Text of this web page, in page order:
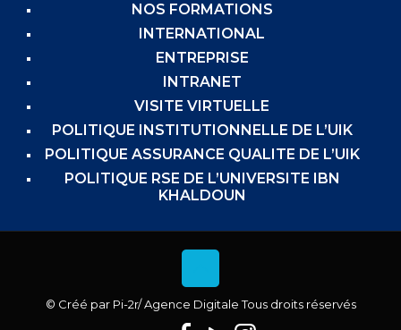
NOS FORMATIONS
INTERNATIONAL
ENTREPRISE
INTRANET
VISITE VIRTUELLE
POLITIQUE INSTITUTIONNELLE DE L’UIK
POLITIQUE ASSURANCE QUALITE DE L’UIK
POLITIQUE RSE DE L’UNIVERSITE IBN
KHALDOUN
© Créé par Pi-2r/ Agence Digitale Tous droits réservés